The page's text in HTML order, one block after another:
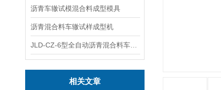
沥青车辙试模混合料成型模具
沥青混合料车辙试样成型机
相关文章